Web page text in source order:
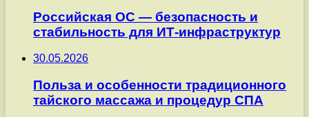
Российская ОС — безопасность и
стабильность для ИТ-инфраструктур
30.05.2026
Польза и особенности традиционного
тайского массажа и процедур СПА